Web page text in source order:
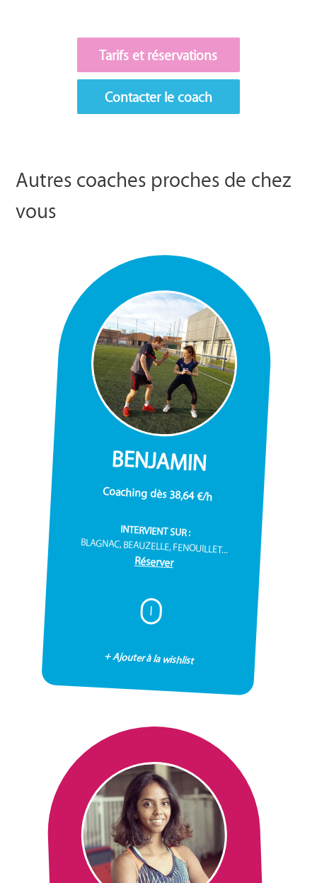
Tarifs et réservations
Contacter le coach
Autres coaches proches de chez
vous
BENJAMIN
Coaching dès 38,64 €/h
INTERVIENT SUR :
BLAGNAC, BEAUZELLE, FENOUILLET...
Réserver
I
+ Ajouter à la wishlist